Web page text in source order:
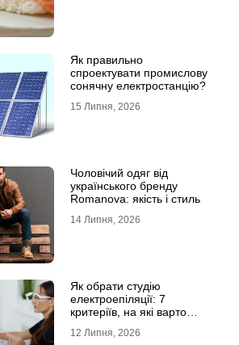
Як правильно
спроектувати промислову
сонячну електростанцію?
15 Липня, 2026
Чоловічий одяг від
українського бренду
Romanova: якість і стиль
14 Липня, 2026
Як обрати студію
електроепіляції: 7
критеріїв, на які варто
12 Липня, 2026